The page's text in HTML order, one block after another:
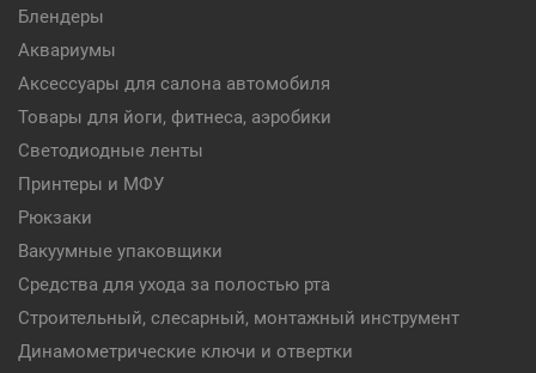
Блендеры
Аквариумы
Аксессуары для салона автомобиля
Товары для йоги, фитнеса, аэробики
Светодиодные ленты
Принтеры и МФУ
Рюкзаки
Вакуумные упаковщики
Средства для ухода за полостью рта
Строительный, слесарный, монтажный инструмент
Динамометрические ключи и отвертки